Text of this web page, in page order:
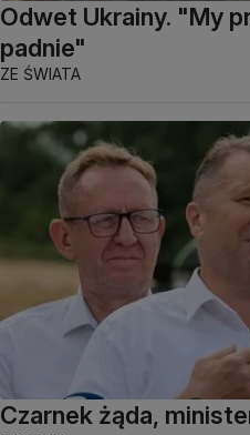
Odwet Ukrainy. "My
padnie"
ZE ŚWIATA
Czarnek żąda,